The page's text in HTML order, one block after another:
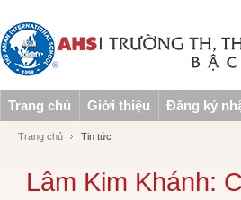
Trang chủ Giới thiệu Đăng ký
Trang chủ Tin tức
Lâm Kim Khánh: